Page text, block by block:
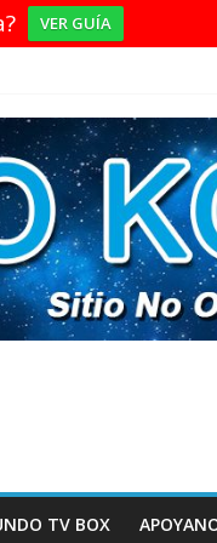
VER GUÍA
TV BOX